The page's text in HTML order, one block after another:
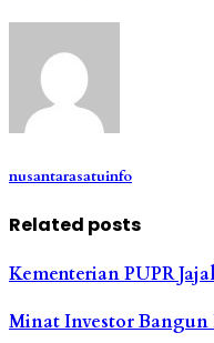
nusantarasatuinfo
Related posts
Kementerian PUPR
Minat Investor Bangun